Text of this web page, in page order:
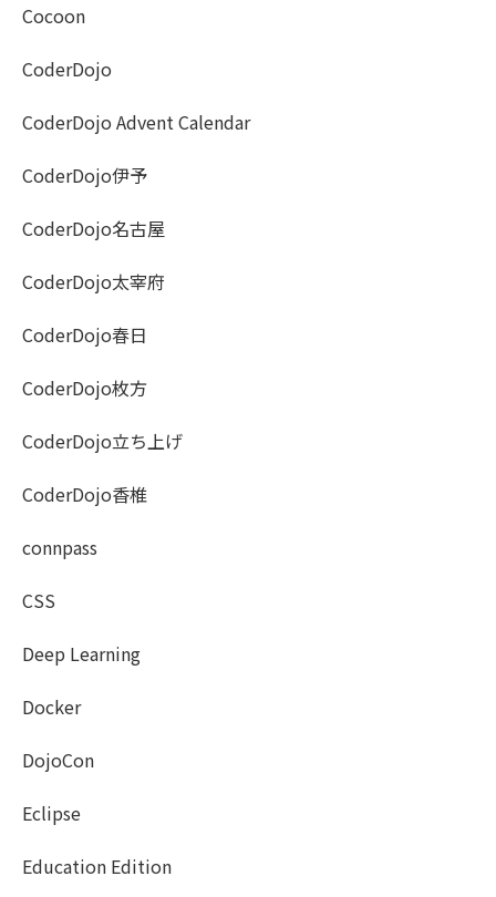
Cocoon
CoderDojo
CoderDojo Advent Calendar
CoderDojo伊予
CoderDojo名古屋
CoderDojo太宰府
CoderDojo春日
CoderDojo枚方
CoderDojo立ち上げ
CoderDojo香椎
connpass
CSS
Deep Learning
Docker
DojoCon
Eclipse
Education Edition